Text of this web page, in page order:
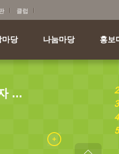
클럽
마당 나눔마당 홍보
...